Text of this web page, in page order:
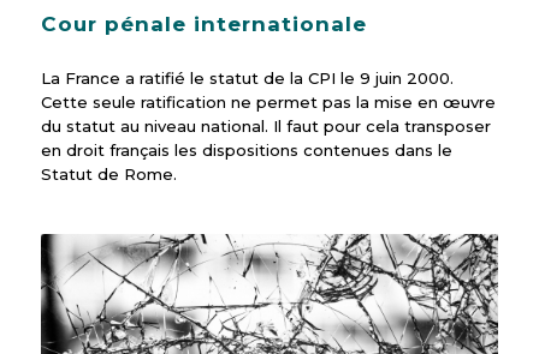
Cour pénale internationale
La France a ratifié le statut de la CPI le 9 juin 2000.
Cette seule ratification ne permet pas la mise en œuvre
du statut au niveau national. Il faut pour cela transposer
en droit français les dispositions contenues dans le
Statut de Rome.